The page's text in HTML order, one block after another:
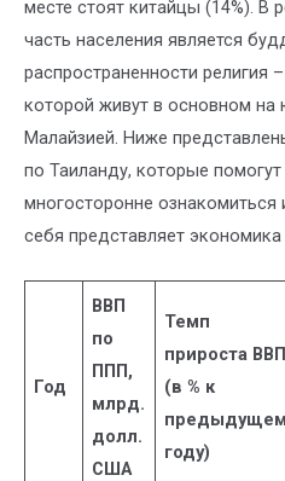
месте стоят китайцы (14%). В
часть населения является
распространенности религия
которой живут в основном на
Малайзией. Ниже
по Таиланду, которые
многосторонне ознакомиться
себя представляет экономика
Год
ВВП
по
ППП,
млрд.
долл.
США
Темп
прироста ВВП
(в % к
году)